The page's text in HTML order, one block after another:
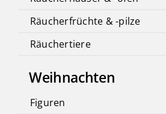
Räucherfrüchte & -pilze
Räuchertiere
Weihnachten
Figuren